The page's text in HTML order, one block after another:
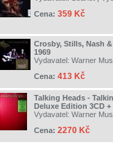
Cena: 359 Kč
Crosby, Stills, Nash
1969
Vydavatel: Warner
Cena: 413 Kč
Talking Heads -
Deluxe Edition 3CD +
Vydavatel: Warner
Cena: 2270 Kč